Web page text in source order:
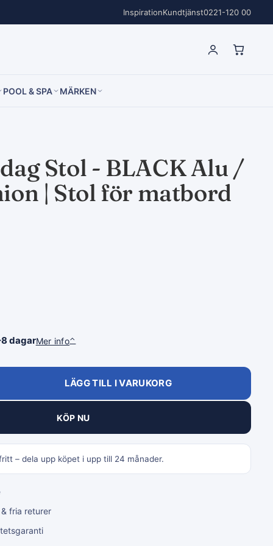
InspirationKundtjänst0221-120 00
POOL & SPA MÄRKEN
Stol - BLACK Alu /
| Stol för matbord
dagarMer info⌃
LÄGG TILL I VARUKORG
KÖP NU
– dela upp köpet i upp till 24 månader.
fria returer